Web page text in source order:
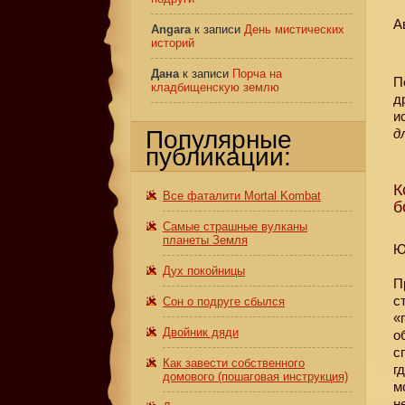
Angaraк записи День мистических
историй
Данак записи Порча на
кладбищенскую землю
Популярные
публикации:
Все фаталити Mortal Kombat
Самые страшные вулканы
планеты Земля
Дух покойницы
Сон о подруге сбылся
Двойник дяди
Как завести собственного
домового (пошаговая инструкция)